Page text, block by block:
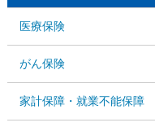
医療保険
がん保険
家計保障・就業不能保障